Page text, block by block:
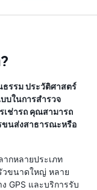
ธรรม ประวัติศาสตร์
บในการสำรวจ
เช่ารถ คุณสามารถ
ขนส่งสาธารณะหรือ
กหลายประเภท
วขนาดใหญ่ หลาย
GPS และบริการรับ